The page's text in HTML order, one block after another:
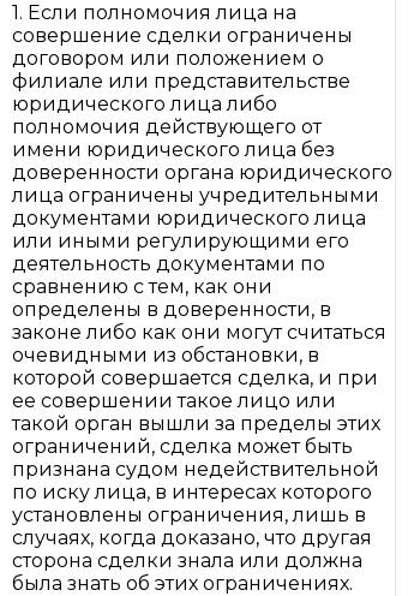
1. Если полномочия лица на
совершение сделки ограничены
договором или положением о
филиале или представительстве
юридического лица либо
полномочия действующего от
имени юридического лица без
доверенности органа юридического
лица ограничены учредительными
документами юридического лица
или иными регулирующими его
деятельность документами по
сравнению с тем, как они
определены в доверенности, в
законе либо как они могут считаться
очевидными из обстановки, в
которой совершается сделка, и при
ее совершении такое лицо или
такой орган вышли за пределы этих
ограничений, сделка может быть
признана судом недействительной
по иску лица, в интересах которого
установлены ограничения, лишь в
случаях, когда доказано, что другая
сторона сделки знала или должна
была знать об этих ограничениях.